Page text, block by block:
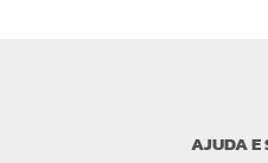
AJUDA E